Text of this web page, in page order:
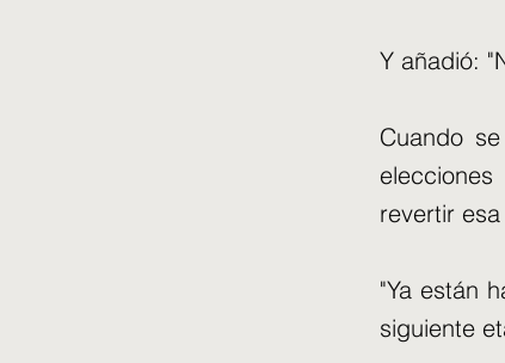
Y añadió:
Cuando
revertir
"Ya están
siguiente